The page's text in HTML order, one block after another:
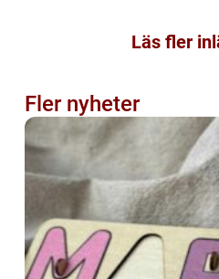
Läs fler
Fler nyheter